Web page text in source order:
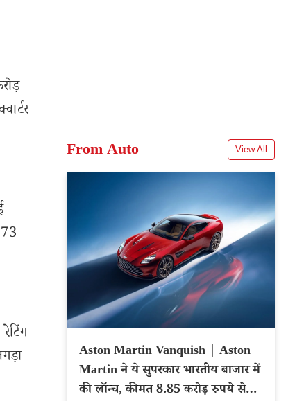
From Auto View All
Aston Martin Vanquish | Aston
Martin ने ये सुपरकार भारतीय बाजार में
की लॉन्च, कीमत 8.85 करोड़ रुपये से